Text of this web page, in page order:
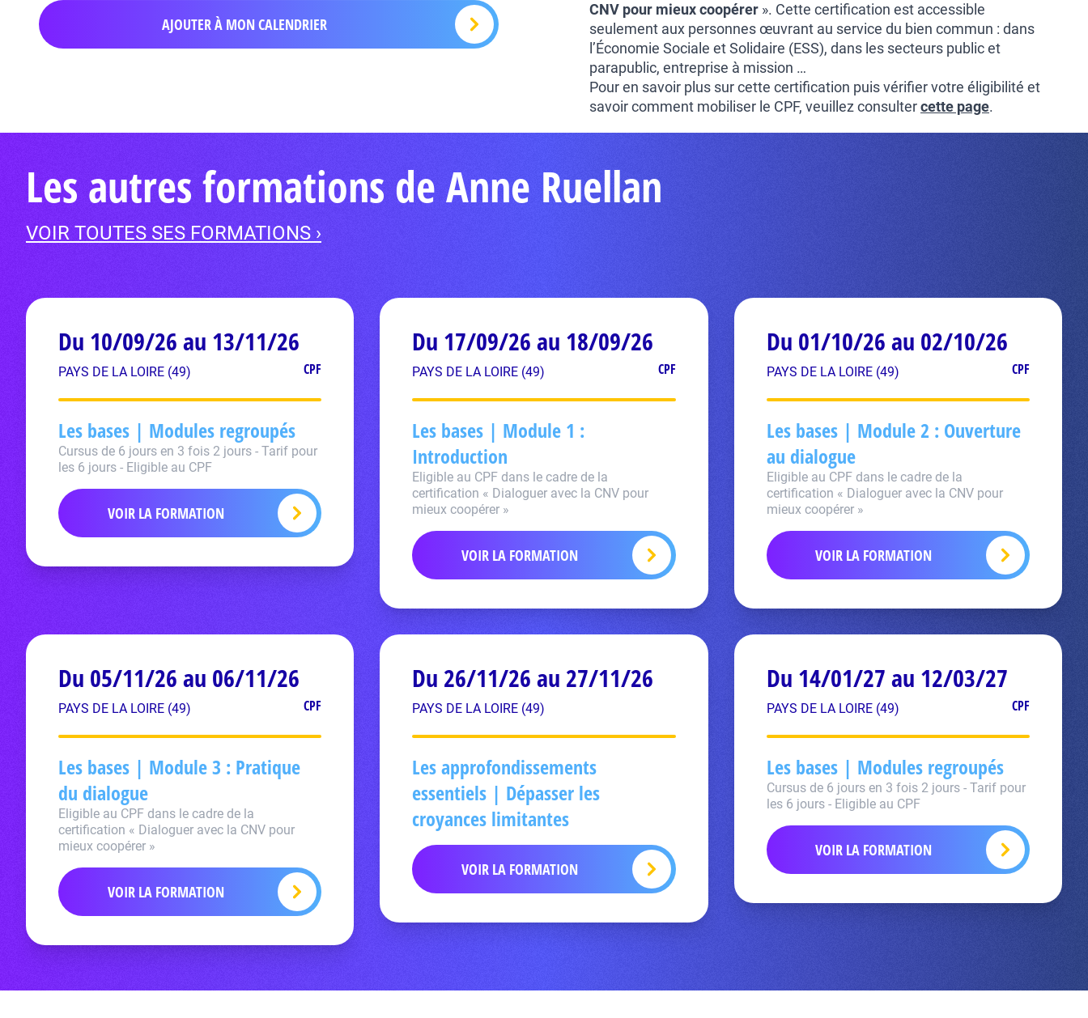
AJOUTER À MON CALENDRIER
CNV pour mieux coopérer ». Cette certification est accessible
seulement aux personnes œuvrant au service du bien commun : dans
l’Économie Sociale et Solidaire (ESS), dans les secteurs public et
parapublic, entreprise à mission …
Pour en savoir plus sur cette certification puis vérifier votre éligibilité et
savoir comment mobiliser le CPF, veuillez consultercette page.
Les autres formations de Anne Ruellan
VOIR TOUTES SES FORMATIONS ›
Du 10/09/26 au 13/11/26
PAYS DE LA LOIRE (49) CPF
Les bases | Modules regroupés
Cursus de 6 jours en 3 fois 2 jours - Tarif pour
les 6 jours - Eligible au CPF
VOIR LA FORMATION
Du 17/09/26 au 18/09/26
PAYS DE LA LOIRE (49) CPF
Les bases | Module 1 :
Introduction
Eligible au CPF dans le cadre de la
certification « Dialoguer avec la CNV pour
mieux coopérer »
VOIR LA FORMATION
Du 01/10/26 au 02/10/26
PAYS DE LA LOIRE (49) CPF
Les bases | Module 2 : Ouverture
au dialogue
Eligible au CPF dans le cadre de la
certification « Dialoguer avec la CNV pour
mieux coopérer »
VOIR LA FORMATION
Du 05/11/26 au 06/11/26
PAYS DE LA LOIRE (49) CPF
Les bases | Module 3 : Pratique
du dialogue
Eligible au CPF dans le cadre de la
certification « Dialoguer avec la CNV pour
mieux coopérer »
VOIR LA FORMATION
Du 26/11/26 au 27/11/26
PAYS DE LA LOIRE (49)
Les approfondissements
essentiels | Dépasser les
croyances limitantes
VOIR LA FORMATION
Du 14/01/27 au 12/03/27
PAYS DE LA LOIRE (49) CPF
Les bases | Modules regroupés
Cursus de 6 jours en 3 fois 2 jours - Tarif pour
les 6 jours - Eligible au CPF
VOIR LA FORMATION